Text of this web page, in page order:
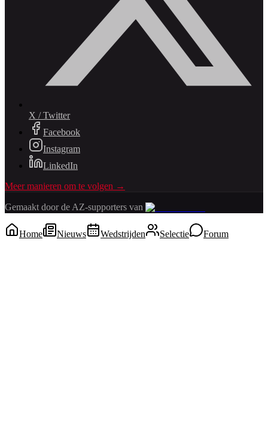
X / Twitter
Facebook
Instagram
LinkedIn
Meer manieren om te volgen →
Gemaakt door de AZ-supporters van
Home Nieuws Wedstrijden Selectie Forum